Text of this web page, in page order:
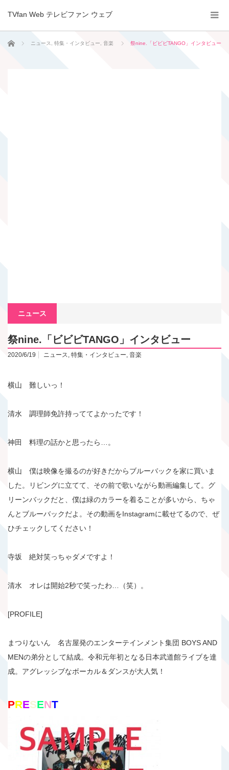
TVfan Web テレビファン ウェブ
ホーム ニュース 特集・インタビュー 音楽 祭nine.「ビビビTANGO」インタビュー
ニュース
祭nine.「ビビビTANGO」インタビュー
2020/6/19 ニュース, 特集・インタビュー, 音楽
横山 難しいっ！
清水 調理師免許持っててよかったです！
神田 料理の話かと思ったら…。
横山 僕は映像を撮るのが好きだからブルーバックを家に買いま
した。リビングに立てて、その前で歌いながら動画編集して。グ
リーンバックだと、僕は緑のカラーを着ることが多いから、ちゃ
んとブルーバックだよ。その動画をInstagramに載せてるので、ぜ
ひチェックしてください！
寺坂 絶対笑っちゃダメですよ！
清水 オレは開始2秒で笑ったわ…（笑）。
[PROFILE]
まつりないん 名古屋発のエンターテインメント集団 BOYS AND
MENの弟分として結成。令和元年初となる日本武道館ライブを達
成。アグレッシブなボーカル＆ダンスが大人気！
PRESENT